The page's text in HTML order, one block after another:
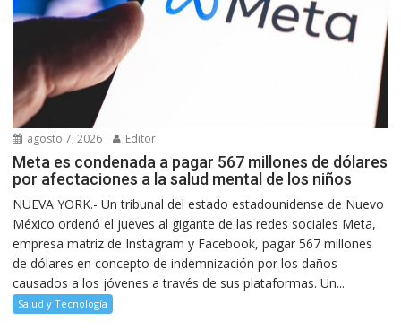
agosto 7, 2026 Editor
Meta es condenada a pagar 567 millones de dólares
por afectaciones a la salud mental de los niños
NUEVA YORK.- Un tribunal del estado estadounidense de Nuevo
México ordenó el jueves al gigante de las redes sociales Meta,
empresa matriz de Instagram y Facebook, pagar 567 millones
de dólares en concepto de indemnización por los daños
causados a los jóvenes a través de sus plataformas. Un...
Salud y Tecnología